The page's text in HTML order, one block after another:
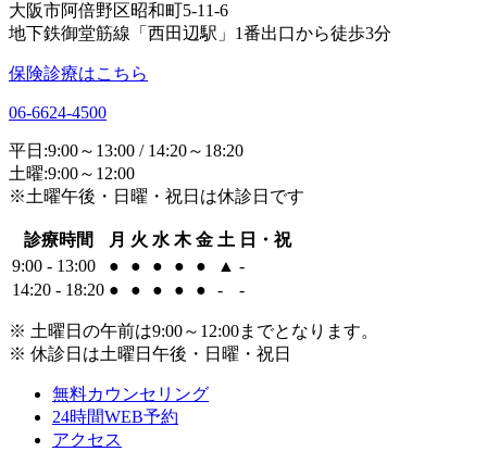
大阪市阿倍野区昭和町5-11-6
地下鉄御堂筋線「西田辺駅」1番出口から徒歩3分
保険診療はこちら
06-6624-4500
平日:9:00～13:00 / 14:20～18:20
土曜:9:00～12:00
※土曜午後・日曜・祝日は休診日です
診療時間 月 火 水 木 金 土 日・祝
9:00 - 13:00
● ● ● ● ● ▲ -
14:20 - 18:20 ● ● ● ● ● - -
※ 土曜日の午前は9:00～12:00までとなります。
※ 休診日は土曜日午後・日曜・祝日
無料カウンセリング
24時間WEB予約
アクセス